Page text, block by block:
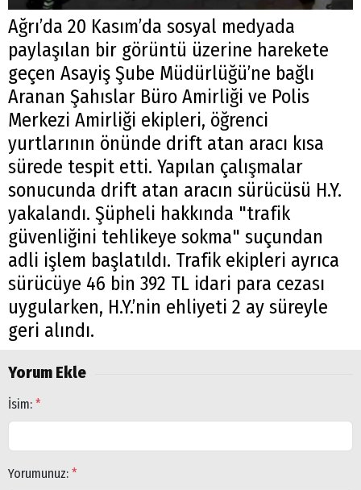
Ağrı’da 20 Kasım’da sosyal medyada
paylaşılan bir görüntü üzerine harekete
geçen Asayiş Şube Müdürlüğü’ne bağlı
Aranan Şahıslar Büro Amirliği ve Polis
Merkezi Amirliği ekipleri, öğrenci
yurtlarının önünde drift atan aracı kısa
sürede tespit etti. Yapılan çalışmalar
sonucunda drift atan aracın sürücüsü H.Y.
yakalandı. Şüpheli hakkında "trafik
güvenliğini tehlikeye sokma" suçundan
adli işlem başlatıldı. Trafik ekipleri ayrıca
sürücüye 46 bin 392 TL idari para cezası
uygularken, H.Y.’nin ehliyeti 2 ay süreyle
geri alındı.
Yorum Ekle
İsim: *
Yorumunuz: *